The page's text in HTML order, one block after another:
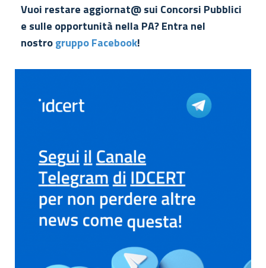
Vuoi restare aggiornat@ sui Concorsi Pubblici
e sulle opportunità nella PA? Entra nel
nostrogruppo Facebook!